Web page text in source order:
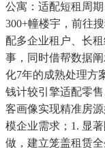
公寓：适配短租周
300+幢楼宇，前往
配多企业租户、长
事，同时借帮数据
化7年的成熟处理方
钱计较引擎适配零
客画像实现精准房
模企业需求；1. 显
做，建立笼盖租赁